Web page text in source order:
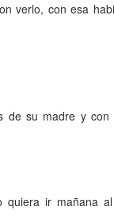
verlo, con esa
su madre y
ir mañana